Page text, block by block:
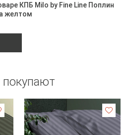
КПБ Milo by Fine Line Поплин
желтом